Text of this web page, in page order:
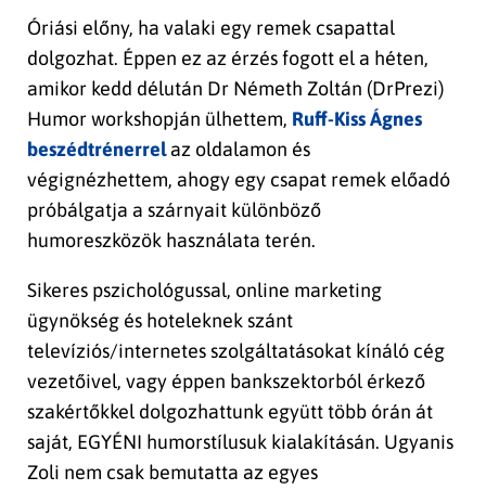
Óriási előny, ha valaki egy remek csapattal
dolgozhat. Éppen ez az érzés fogott el a héten,
amikor kedd délután Dr Németh Zoltán (DrPrezi)
Humor workshopján ülhettem, Ruff-Kiss Ágnes
beszédtrénerrelaz oldalamon és
végignézhettem, ahogy egy csapat remek előadó
próbálgatja a szárnyait különböző
humoreszközök használata terén.
Sikeres pszichológussal, online marketing
ügynökség és hoteleknek szánt
televíziós/internetes szolgáltatásokat kínáló cég
vezetőivel, vagy éppen bankszektorból érkező
szakértőkkel dolgozhattunk együtt több órán át
saját, EGYÉNI humorstílusuk kialakításán. Ugyanis
Zoli nem csak bemutatta az egyes